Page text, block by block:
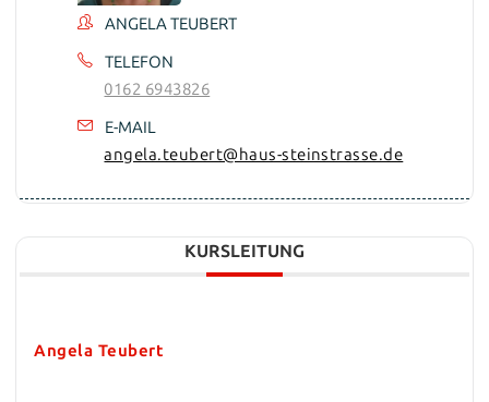
ANGELA TEUBERT
TELEFON
0162 6943826
E-MAIL
angela.teubert@haus-steinstrasse.de
KURSLEITUNG
Angela Teubert